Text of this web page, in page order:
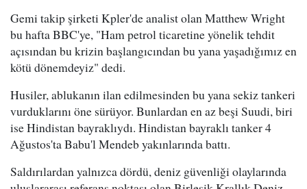
Gemi takip şirketi Kpler'de analist olan Matthew Wright
bu hafta BBC'ye, "Ham petrol ticaretine yönelik tehdit
açısından bu krizin başlangıcından bu yana yaşadığımız en
kötü dönemdeyiz" dedi.
Husiler, ablukanın ilan edilmesinden bu yana sekiz tankeri
vurduklarını öne sürüyor. Bunlardan en az beşi Suudi, biri
ise Hindistan bayraklıydı. Hindistan bayraklı tanker 4
Ağustos'ta Babu'l Mendeb yakınlarında battı.
Saldırılardan yalnızca dördü, deniz güvenliği olaylarında